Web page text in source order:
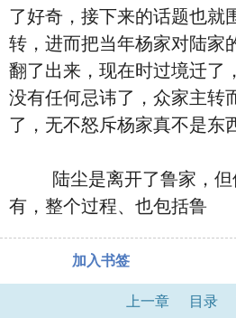
了好奇，接下来的话题也就
转，进而把当年杨家对陆家
翻了出来，现在时过境迁了
没有任何忌讳了，众家主转
了，无不怒斥杨家真不是东
陆尘是离开了鲁家，但
有，整个过程、也包括鲁
加入书签
上一章 目录